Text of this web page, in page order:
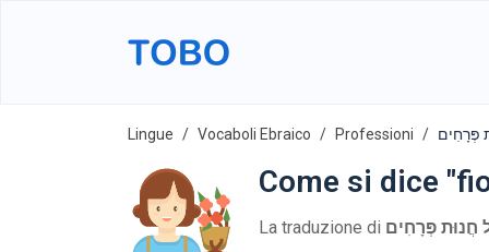
Lingue Vocaboli Ebraico Professioni
Come si dice
La traduzione di חֲנוּת פְּרָחִים